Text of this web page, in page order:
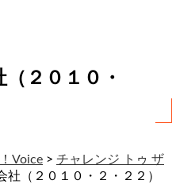
２０１０・
Voice > チャレンジ トゥ ザ
社（２０１０・２・２２）